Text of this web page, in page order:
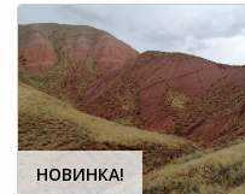
НОВИНКА!